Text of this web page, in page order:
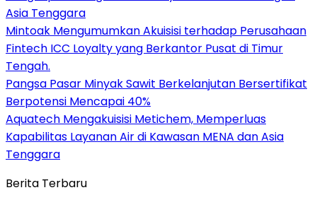
Asia Tenggara
Mintoak Mengumumkan Akuisisi terhadap Perusahaan
Fintech ICC Loyalty yang Berkantor Pusat di Timur
Tengah.
Pangsa Pasar Minyak Sawit Berkelanjutan Bersertifikat
Berpotensi Mencapai 40%
Aquatech Mengakuisisi Metichem, Memperluas
Kapabilitas Layanan Air di Kawasan MENA dan Asia
Tenggara
Berita Terbaru